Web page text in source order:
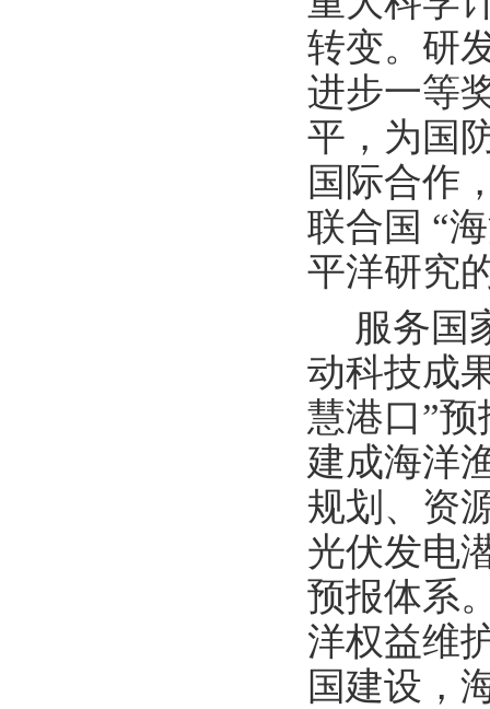
转变。研
进步一等
平，为国
国际合作
联合国 “
平洋研究
服务国
动科技成
慧港口”
建成海洋
规划、资
光伏发电
预报体系
洋权益维
国建设，